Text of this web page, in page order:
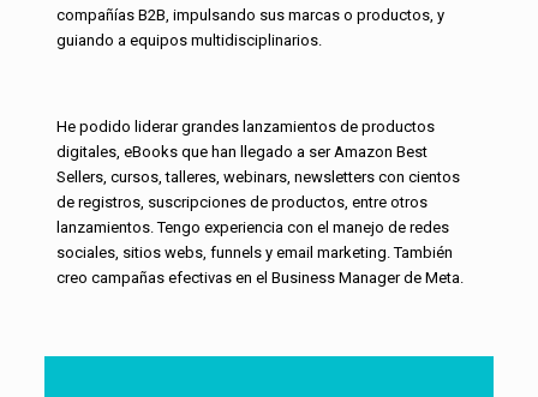
compañías B2B, impulsando sus marcas o productos, y
guiando a equipos multidisciplinarios.
He podido liderar grandes lanzamientos de productos
digitales, eBooks que han llegado a ser Amazon Best
Sellers, cursos, talleres, webinars, newsletters con cientos
de registros, suscripciones de productos, entre otros
lanzamientos. Tengo experiencia con el manejo de redes
sociales, sitios webs, funnels y email marketing. También
creo campañas efectivas en el Business Manager de Meta.